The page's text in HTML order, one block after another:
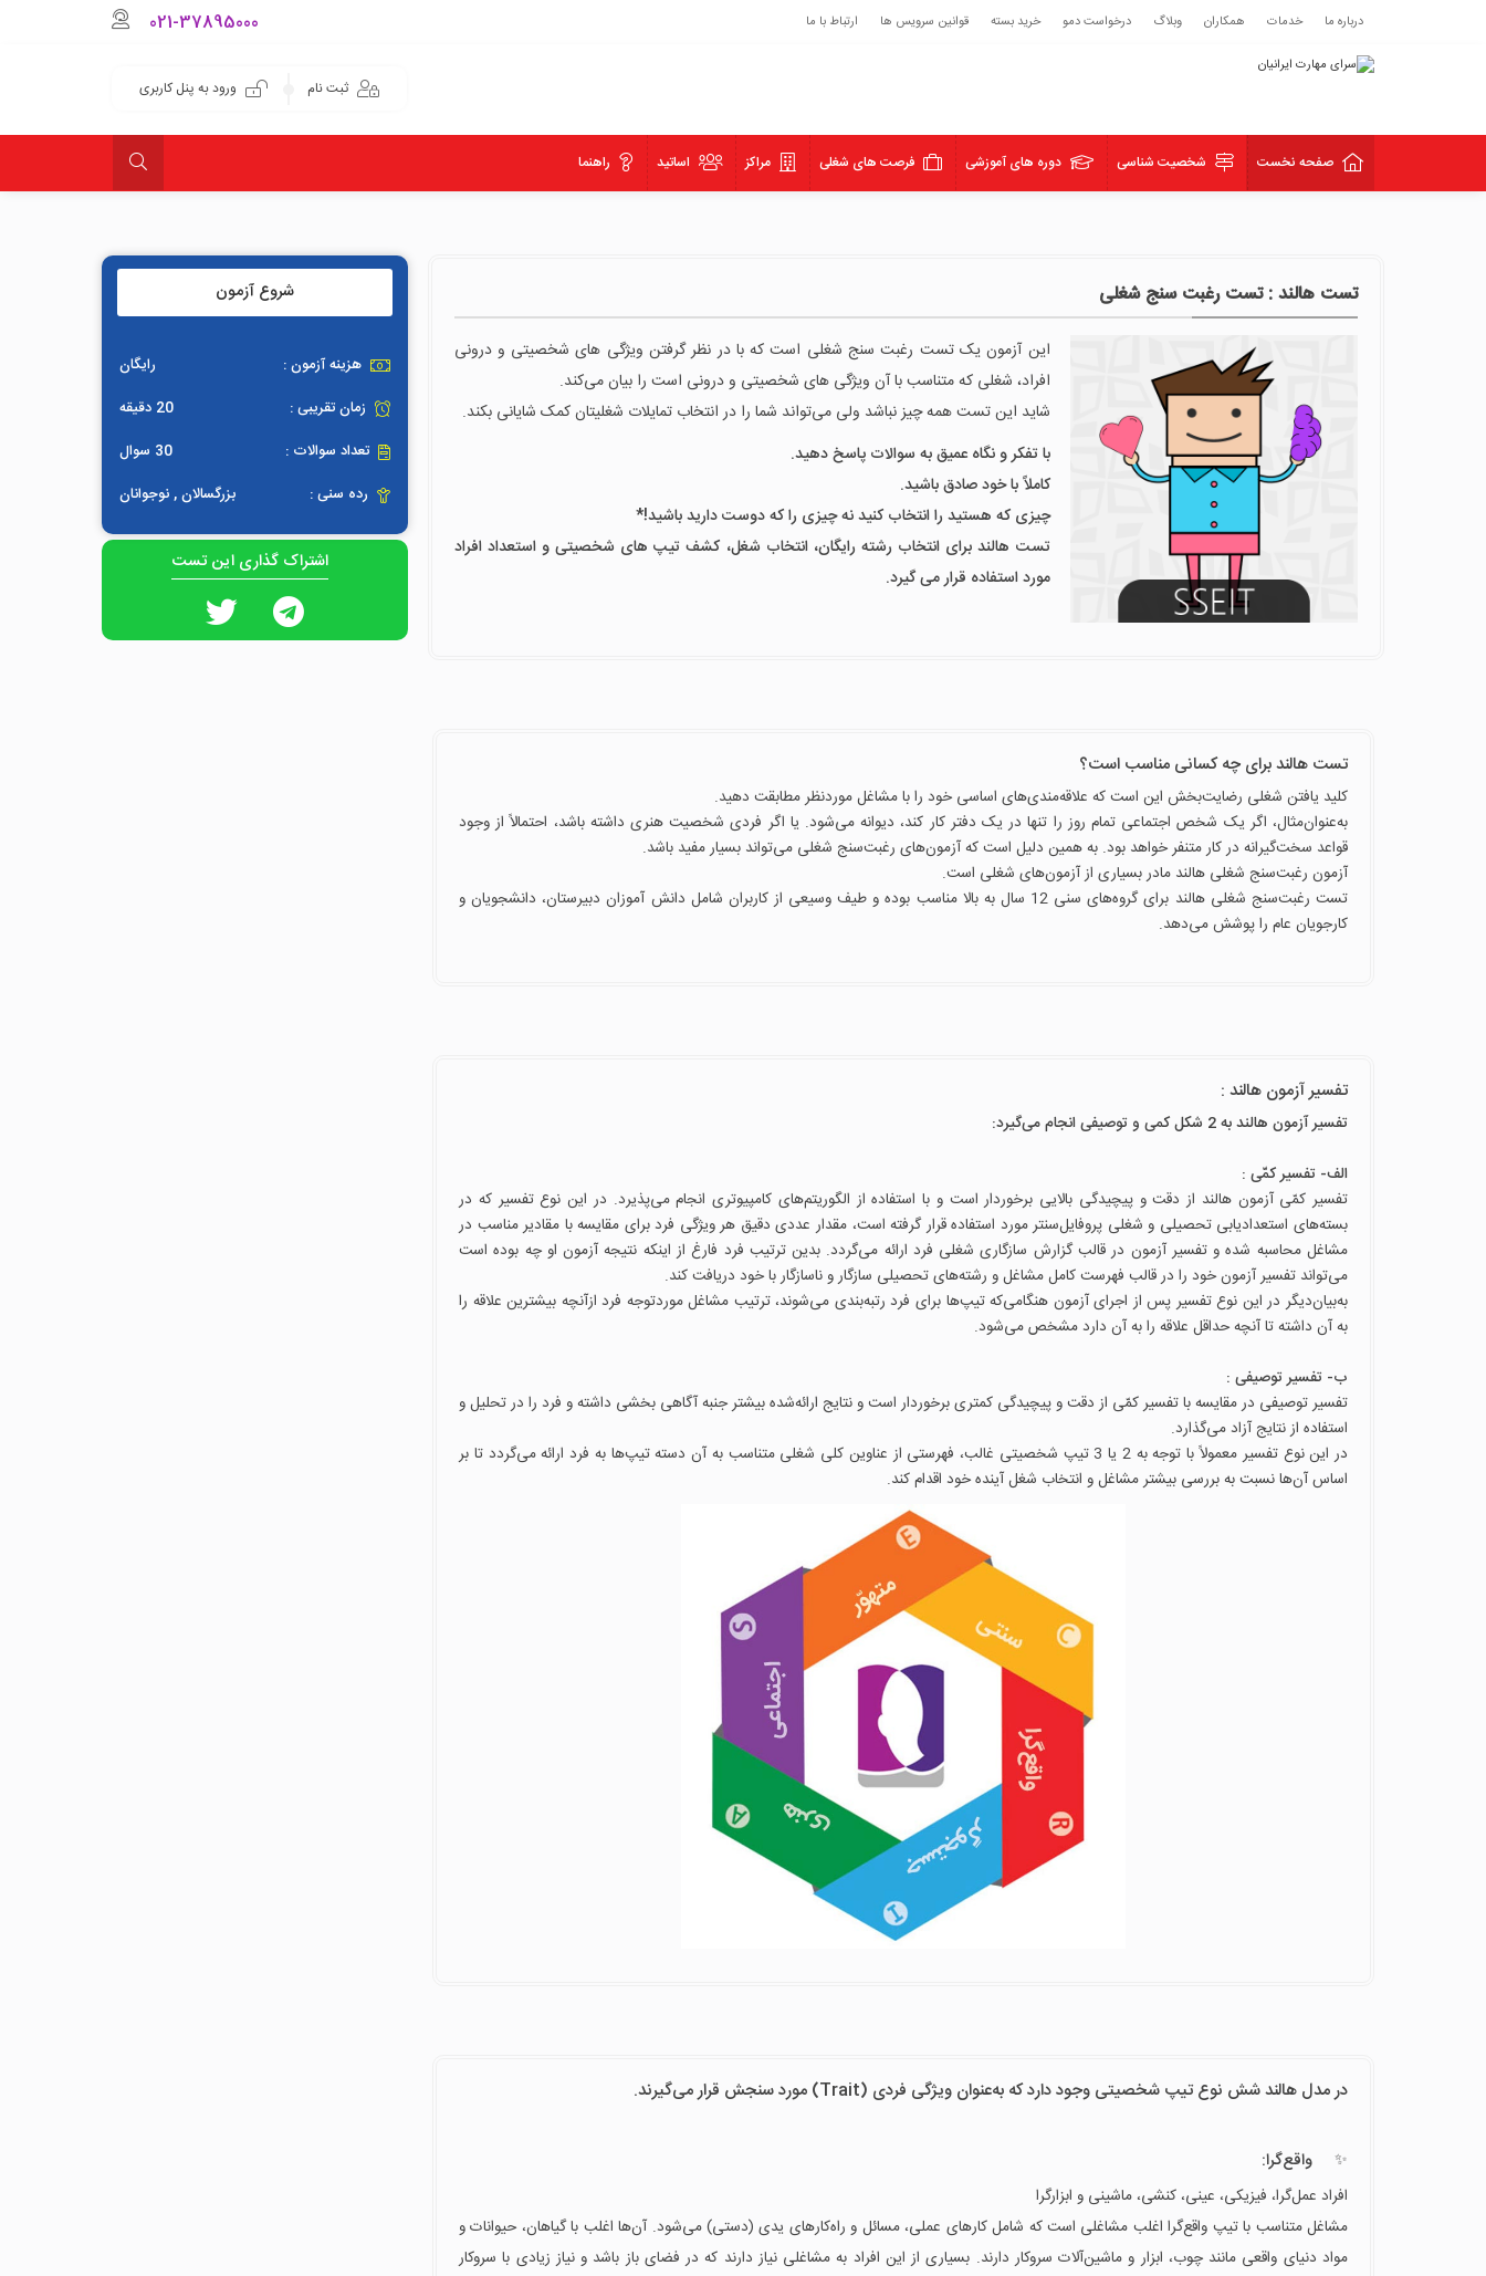
درباره ما خدمات همکاران وبلاگ درخواست دمو خرید بسته قوانین سرویس ها ارتباط با ما 021-37895000
ثبت نام ورود به پنل کاربری
صفحه نخست شخصیت شناسی دوره های آموزشی فرصت های شغلی مراکز اساتید راهنما
تست هالند : تست رغبت سنج شغلی
این آزمون یک تست رغبت سنج شغلی است که با در نظر گرفتن ویژگی های شخصیتی و درونی
افراد، شغلی که متناسب با آن ویژگی های شخصیتی و درونی است را بیان می‌کند.
شاید این تست همه چیز نباشد ولی می‌تواند شما را در انتخاب تمایلات شغلیتان کمک شایانی بکند.
با تفکر و نگاه عمیق به سوالات پاسخ دهید.
کاملاً با خود صادق باشید.
چیزی که هستید را انتخاب کنید نه چیزی را که دوست دارید باشید!*
تست هالند برای انتخاب رشته رایگان، انتخاب شغل، کشف تیپ های شخصیتی و استعداد افراد
مورد استفاده قرار می گیرد.
شروع آزمون
هزینه آزمون :
رایگان
زمان تقریبی :
20 دقیقه
تعداد سوالات :
30 سوال
رده سنی :
بزرگسالان , نوجوانان
اشتراک گذاری این تست
تست هالند برای چه کسانی مناسب است؟
کلید یافتن شغلی رضایت‌بخش این است که علاقه‌مندی‌های اساسی خود را با مشاغل موردنظر مطابقت دهید.
به‌عنوان‌مثال، اگر یک شخص اجتماعی تمام روز را تنها در یک دفتر کار کند، دیوانه می‌شود. یا اگر فردی شخصیت هنری داشته باشد، احتمالاً از وجود
قواعد سخت‌گیرانه در کار متنفر خواهد بود. به همین دلیل است که آزمون‌های رغبت‌سنج شغلی می‌تواند بسیار مفید باشد.
آزمون رغبت‌سنج شغلی هالند مادر بسیاری از آزمون‌های شغلی است.
تست رغبت‌سنج شغلی هالند برای گروه‌های سنی 12 سال به بالا مناسب بوده و طیف وسیعی از کاربران شامل دانش آموزان دبیرستان، دانشجویان و
کارجویان عام را پوشش می‌دهد.
تفسیر آزمون هالند :
تفسیر آزمون هالند به 2 شکل کمی و توصیفی انجام می‌گیرد:
الف- تفسیر کمّی :
تفسیر کمّی آزمون هالند از دقت و پیچیدگی بالایی برخوردار است و با استفاده از الگوریتم‌های کامپیوتری انجام می‌پذیرد. در این نوع تفسیر که در
بسته‌های استعدادیابی تحصیلی و شغلی پروفایل‌سنتر مورد استفاده قرار گرفته است، مقدار عددی دقیق هر ویژگی فرد برای مقایسه با مقادیر مناسب در
مشاغل محاسبه شده و تفسیر آزمون در قالب گزارش سازگاری شغلی فرد ارائه می‌گردد. بدین ترتیب فرد فارغ از اینکه نتیجه آزمون او چه بوده است
می‌تواند تفسیر آزمون خود را در قالب فهرست کامل مشاغل و رشته‌های تحصیلی سازگار و ناسازگار با خود دریافت کند.
به‌بیان‌دیگر در این نوع تفسیر پس از اجرای آزمون هنگامی‌که تیپ‌ها برای فرد رتبه‌بندی می‌شوند، ترتیب مشاغل موردتوجه فرد ازآنچه بیشترین علاقه را
به آن داشته تا آنچه حداقل علاقه را به آن دارد مشخص می‌شود.
ب- تفسیر توصیفی :
تفسیر توصیفی در مقایسه با تفسیر کمّی از دقت و پیچیدگی کمتری برخوردار است و نتایج ارائه‌شده بیشتر جنبه آگاهی بخشی داشته و فرد را در تحلیل و
استفاده از نتایج آزاد می‌گذارد.
در این نوع تفسیر معمولاً با توجه به 2 یا 3 تیپ شخصیتی غالب، فهرستی از عناوین کلی شغلی متناسب به آن دسته تیپ‌ها به فرد ارائه می‌گردد تا بر
اساس آن‌ها نسبت به بررسی بیشتر مشاغل و انتخاب شغل آینده خود اقدام کند.
در مدل هالند شش نوع تیپ شخصیتی وجود دارد که به‌عنوان ویژگی فردی (Trait) مورد سنجش قرار می‌گیرند.
واقع‌گرا:
افراد عمل‌گرا، فیزیکی، عینی، کنشی، ماشینی و ابزارگرا
مشاغل متناسب با تیپ واقع‌گرا اغلب مشاغلی است که شامل کارهای عملی، مسائل و راه‌کارهای یدی (دستی) می‌شود. آن‌ها اغلب با گیاهان، حیوانات و
مواد دنیای واقعی مانند چوب، ابزار و ماشین‌آلات سروکار دارند. بسیاری از این افراد به مشاغلی نیاز دارند که در فضای باز باشد و نیاز زیادی با سروکار